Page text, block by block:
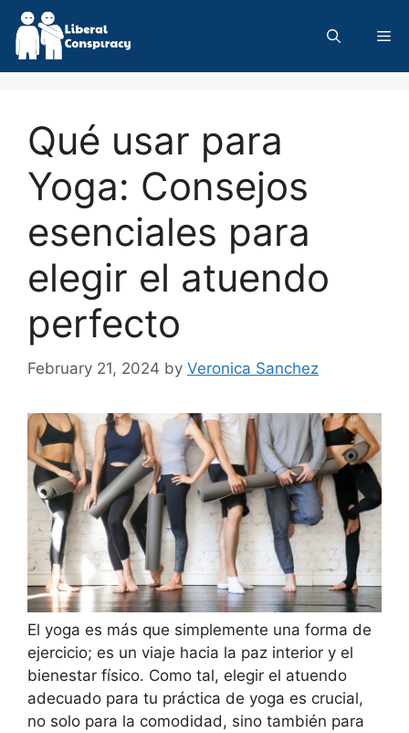
Skip
content
Qué usar para
Yoga: Consejos
esenciales para
elegir el atuendo
perfecto
February 21, 2024 by Veronica Sanchez
El yoga es más que simplemente una forma de
ejercicio; es un viaje hacia la paz interior y el
bienestar físico. Como tal, elegir el atuendo
adecuado para tu práctica de yoga es crucial,
no solo para la comodidad, sino también para